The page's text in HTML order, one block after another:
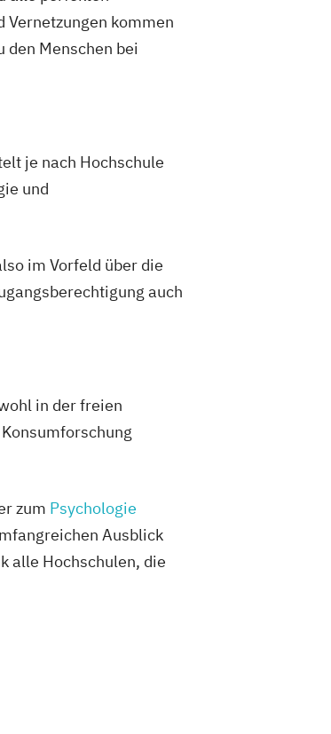
kommen
Menschen bei
je nach Hochschule
und
im Vorfeld über die
auch
in der freien
zum Psychologie
Ausblick
alle Hochschulen, die